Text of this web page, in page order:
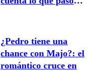
¿Pedro tiene una
chance con Majo?: el
romántico cruce en